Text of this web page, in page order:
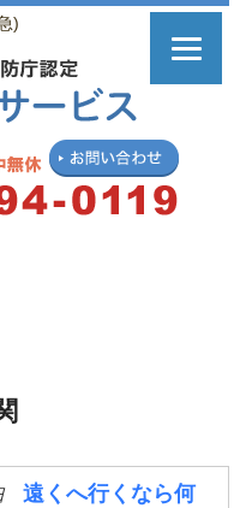
)
遠くへ行くなら何